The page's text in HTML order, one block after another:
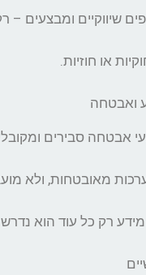
שיווקיים
או חוזיות.
ואבטחה
אבטחה סבירים
מאובטחות, ולא
רק כל עוד הוא